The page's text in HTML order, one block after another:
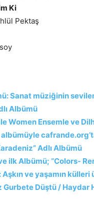
Ki
Pektaş
Sanat müziğinin
Albümü
Women Ensemle ve
albümüyle
Adlı Albümü
ilk Albümü; “Colors-
ve yaşamın külleri
Gurbete Düştü / Haydar